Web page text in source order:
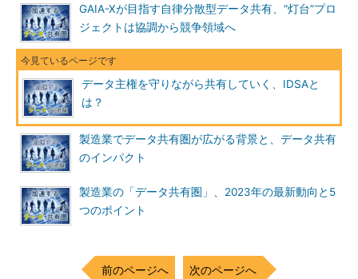
GAIA-Xが目指す自律分散型データ共有、“灯台”プロ
ジェクトは協調から競争領域へ
データ主権を守りながら共有していく、IDSAと
は？
製造業でデータ共有圏が広がる背景と、データ共有
のインパクト
製造業の「データ共有圏」、2023年の最新動向と5
つのポイント
前のページへ 次のページへ